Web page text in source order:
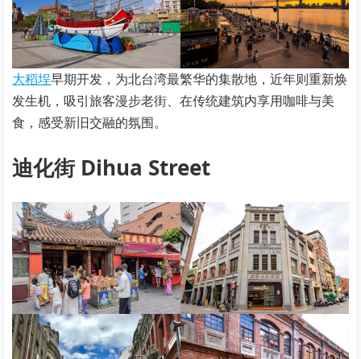
大稻埕早期开发，为北台湾最繁华的集散地，近年则重新焕
发生机，吸引旅客漫步老街、在传统建筑内享用咖啡与美
食，感受新旧交融的氛围。
迪化街 Dihua Street